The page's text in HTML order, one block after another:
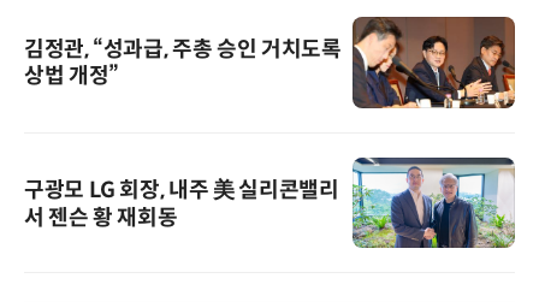
김정관, “성과급, 주총 승인 거치도록
상법 개정”
구광모 LG 회장, 내주 美 실리콘밸리
서 젠슨 황 재회동